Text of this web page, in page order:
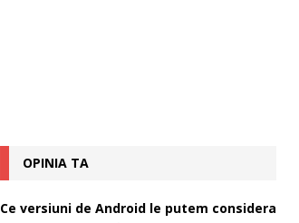
OPINIA TA
Ce versiuni de Android le putem considera